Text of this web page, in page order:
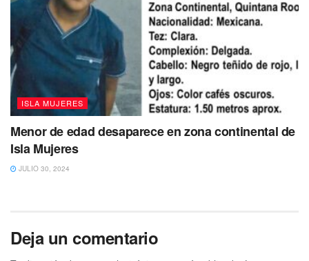
ISLA MUJERES
Menor de edad desaparece en zona continental de
Isla Mujeres
JULIO 30, 2024
Deja un comentario